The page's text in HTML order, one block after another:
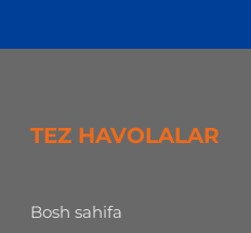
TEZ HAVOLALAR
Bosh sahifa